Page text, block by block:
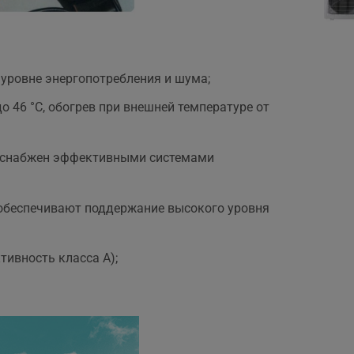
энергопотребления и шума;
°C, обогрев при внешней температуре от
эффективными системами
поддержание высокого уровня
класса А);